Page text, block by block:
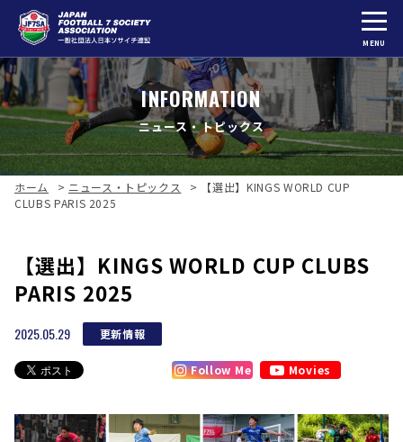
MENU
INFORMATION
ニュース・トピックス
ホーム > ニュース・トピックス >
【選出】KINGS WORLD CUP
CLUBS PARIS 2025
【選出】KINGS WORLD CUP CLUBS
PARIS 2025
2025.05.29 更新情報
Follow Me Movies